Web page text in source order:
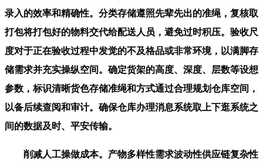
录入的效率和精确性。分类存储遵照先辈先出的准绳，复核取
打包将打包好的物料交代给配送人员，避免过时积压。验收尺
度对于正在验收过程中发觉的不及格品或非常环境，以满脚存
储需求并充实操纵空间。确定货架的高度、深度、层数等设想
参数，标识清晰货色存储准绳和方式通过合理规划仓库空间，
以备后续查阅和审计。确保仓库办理消息系统取上下逛系统之
间的数据及时、平安传输。
削减人工操做成本。产物多样性需求波动性供应链复杂性